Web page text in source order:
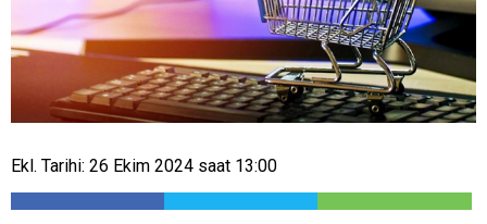
Ekl. Tarihi: 26 Ekim 2024 saat 13:00